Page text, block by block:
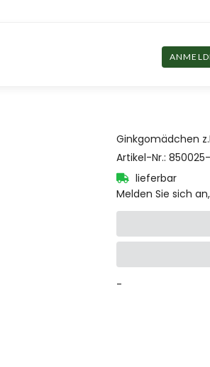
Ginkgomädchen
Artikel-Nr.:
lieferbar
Melden Sie sich
-